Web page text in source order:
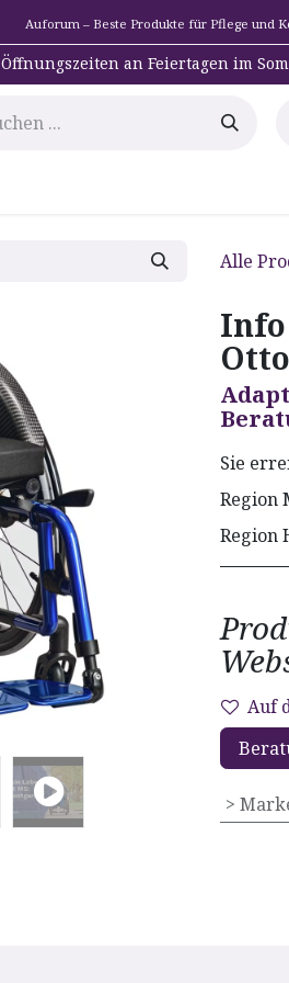
Auforum – Beste Produkte für Pflege und
Öffnungszeiten an Feiertagen im
Alle
Info
Sie
Region
Region
Auf
>